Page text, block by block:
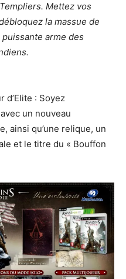
Mettez vos
la massue de
arme des
d’Elite : Soyez
un nouveau
ainsi qu’une relique, un
et le titre du « Bouffon